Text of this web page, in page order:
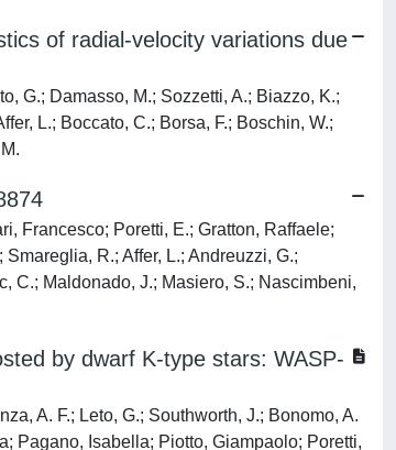
of radial-velocity variations due
G.; Damasso, M.; Sozzetti, A.; Biazzo, K.;
L.; Boccato, C.; Borsa, F.; Boschin, W.;
Francesco; Poretti, E.; Gratton, Raffaele;
R.; Affer, L.; Andreuzzi, G.;
C.; Maldonado, J.; Masiero, S.; Nascimbeni,
by dwarf K-type stars: WASP-
A. F.; Leto, G.; Southworth, J.; Bonomo, A.
Pagano, Isabella; Piotto, Giampaolo; Poretti,